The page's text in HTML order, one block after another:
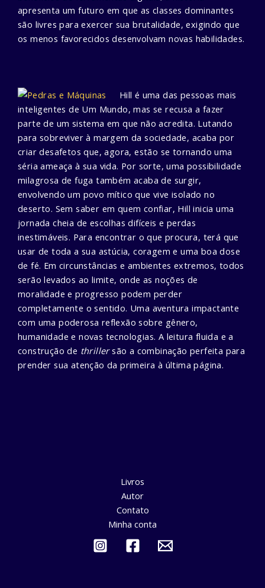
apresenta um futuro em que as classes dominantes
são livres para exercer sua brutalidade, exigindo que
os menos favorecidos desenvolvam novas habilidades.
Hill é uma das pessoas mais
inteligentes de Um Mundo, mas se recusa a fazer
parte de um sistema em que não acredita. Lutando
para sobreviver à margem da sociedade, acaba por
criar desafetos que, agora, estão se tornando uma
séria ameaça à sua vida. Por sorte, uma possibilidade
milagrosa de fuga também acaba de surgir,
envolvendo um povo mítico que vive isolado no
deserto. Sem saber em quem confiar, Hill inicia uma
jornada cheia de escolhas difíceis e perdas
inestimáveis. Para encontrar o que procura, terá que
usar de toda a sua astúcia, coragem e uma boa dose
de fé. Em circunstâncias e ambientes extremos, todos
serão levados ao limite, onde as noções de
moralidade e progresso podem perder
completamente o sentido. Uma aventura impactante
com uma poderosa reflexão sobre gênero,
humanidade e novas tecnologias. A leitura fluida e a
construção de thrillersão a combinação perfeita para
prender sua atenção da primeira à última página.
Livros
Autor
Contato
Minha conta